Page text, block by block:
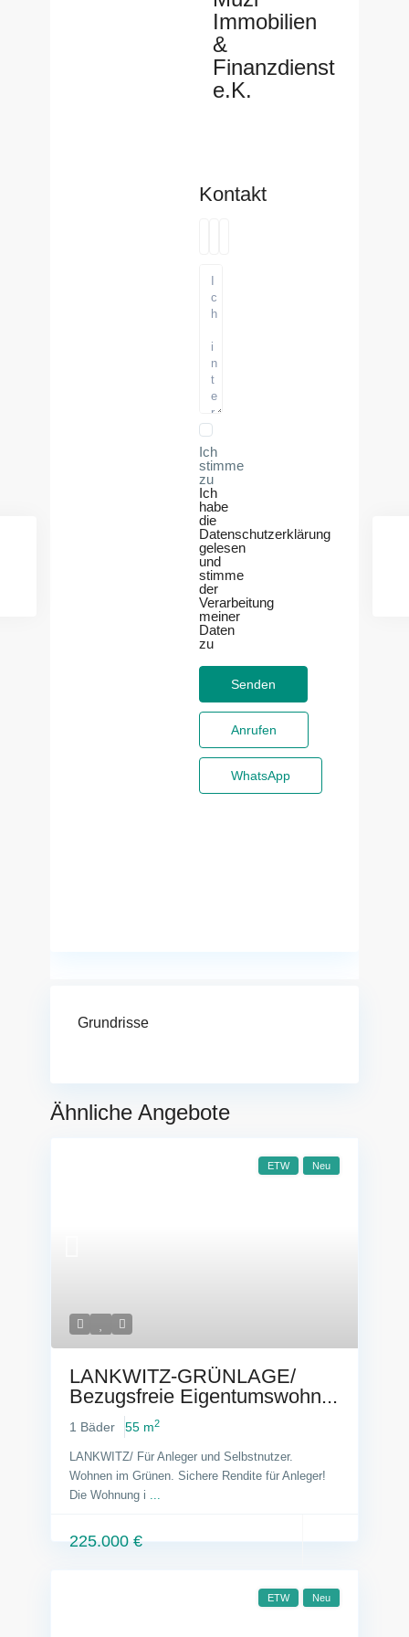
Immobilien
&
Finanzdienst
e.K.
Kontakt
Ich
stimme
zu
Ich
habe
die
Datenschutzerklärung
gelesen
und
stimme
der
Verarbeitung
meiner
Daten
zu
Anrufen
WhatsApp
Grundrisse
Ähnliche Angebote
ETW Neu
LANKWITZ-GRÜNLAGE/
Bezugsfreie Eigentumswohn...
1 Bäder 55 m2
LANKWITZ/ Für Anleger und Selbstnutzer.
Wohnen im Grünen. Sichere Rendite für Anleger!
Die Wohnung i ...
225.000 €
ETW Neu